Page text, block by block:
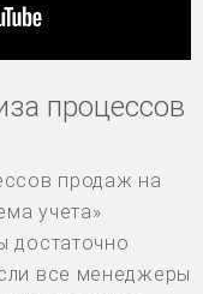
процессов
продаж на
учета»
достаточно
все менеджеры